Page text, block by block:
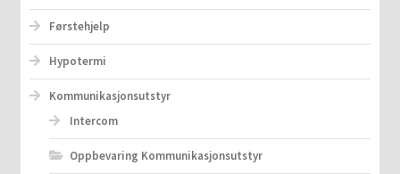
Førstehjelp
Hypotermi
Kommunikasjonsutstyr
Intercom
Oppbevaring Kommunikasjonsutstyr